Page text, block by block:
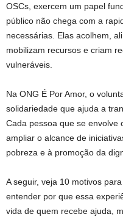
OSCs, exercem um papel
público não chega com a
necessárias. Elas acolhem,
mobilizam recursos e criam
vulneráveis.
Na ONG É Por Amor, o
solidariedade que ajuda a
Cada pessoa que se envolve
ampliar o alcance de
pobreza e à promoção da
A seguir, veja 10 motivos
entender por que essa
vida de quem recebe ajuda,